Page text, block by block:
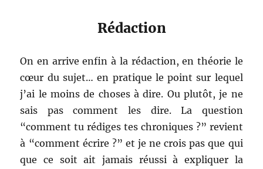
Rédaction
On en arrive enfin à la rédaction, en théorie le
cœur du sujet… en pratique le point sur lequel
j’ai le moins de choses à dire. Ou plutôt, je ne
sais pas comment les dire. La question
“comment tu rédiges tes chroniques ?” revient
à “comment écrire ?” et je ne crois pas que qui
que ce soit ait jamais réussi à expliquer la